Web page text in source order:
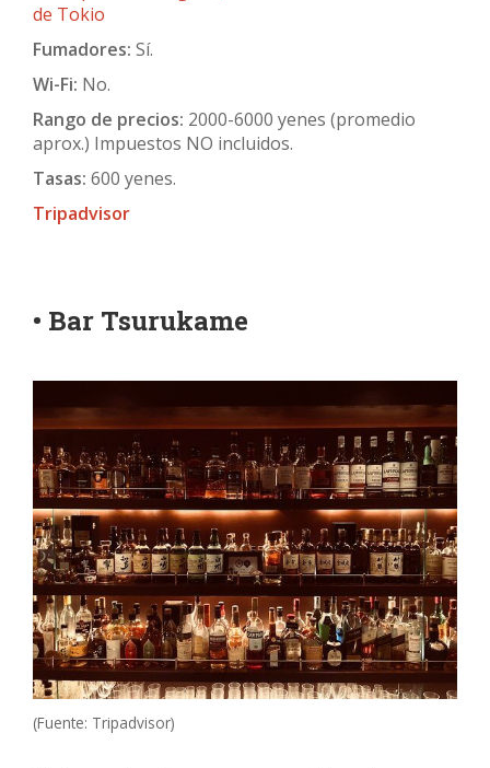
de Tokio
Fumadores: Sí.
Wi-Fi: No.
Rango de precios: 2000-6000 yenes (promedio
aprox.) Impuestos NO incluidos.
Tasas: 600 yenes.
Tripadvisor
• Bar Tsurukame
(Fuente: Tripadvisor)